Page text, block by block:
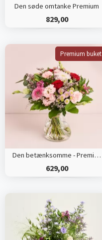
Den søde omtanke Premium
829,00
Premium buket
Den betænksomme - Premium
629,00